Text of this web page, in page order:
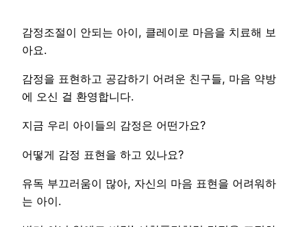
감정조절이 안되는 아이, 클레이로 마음을 치료해 보
아요.
감정을 표현하고 공감하기 어려운 친구들, 마음 약방
에 오신 걸 환영합니다.
지금 우리 아이들의 감정은 어떤가요?
어떻게 감정 표현을 하고 있나요?
유독 부끄러움이 많아, 자신의 마음 표현을 어려워하
는 아이.